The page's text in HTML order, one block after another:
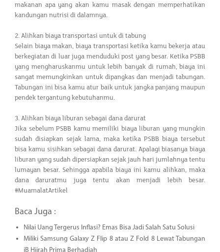
makanan apa yang akan kamu masak dengan memperhatikan
kandungan nutrisi di dalamnya.
2. Alihkan biaya transportasi untuk di tabung
Selain biaya makan, biaya transportasi ketika kamu bekerja atau
berkegiatan di luar juga menduduki post yang besar. Ketika PSBB
yang mengharuskanmu untuk lebih banyak di rumah, biaya ini
sangat memungkinkan untuk dipangkas dan menjadi tabungan.
Tabungan ini bisa kamu atur baik untuk jangka panjang maupun
pendek tergantung kebutuhanmu.
3. Alihkan biaya liburan sebagai dana darurat
Jika sebelum PSBB kamu memiliki biaya liburan yang mungkin
sudah disiapkan sejak lama, maka ketika PSBB biaya tersebut
bisa kamu sisihkan sebagai dana darurat. Apalagi biasanya biaya
liburan yang sudah dipersiapkan sejak jauh hari jumlahnya tentu
lumayan besar. Sehingga apabila biaya ini kamu alihkan, maka
dana daruratmu juga tentu akan menjadi lebih besar.
#MuamalatArtikel
Baca Juga :
Nilai Uang Tergerus Inflasi? Emas Bisa Jadi Salah Satu Solusi
Miliki Samsung Galaxy Z Flip 8 atau Z Fold 8 Lewat Tabungan
iB Hijrah Prima Berhadiah